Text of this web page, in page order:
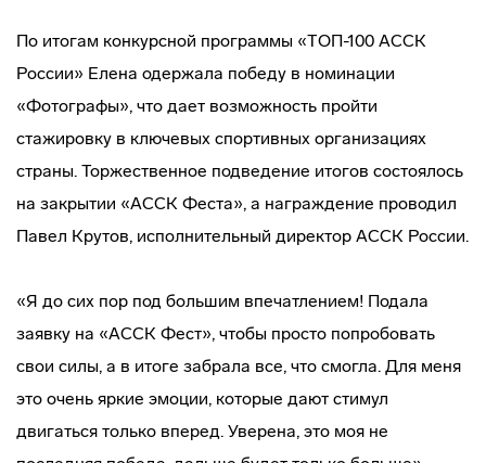
По итогам конкурсной программы «ТОП-100 АССК
России» Елена одержала победу в номинации
«Фотографы», что дает возможность пройти
стажировку в ключевых спортивных организациях
страны. Торжественное подведение итогов состоялось
на закрытии «АССК Феста», а награждение проводил
Павел Крутов, исполнительный директор АССК России.
«Я до сих пор под большим впечатлением! Подала
заявку на «АССК Фест», чтобы просто попробовать
свои силы, а в итоге забрала все, что смогла. Для меня
это очень яркие эмоции, которые дают стимул
двигаться только вперед. Уверена, это моя не